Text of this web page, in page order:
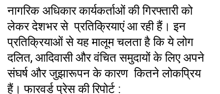
नागरिक अधिकार कार्यकर्ताओं की गिरफ्तारी को
लेकर देशभर से प्रतिक्रियाएं आ रही हैं। इन
प्रतिक्रियाओं से यह मालूम चलता है कि ये लोग
दलित, आदिवासी और वंचित समुदायों के लिए अपने
संघर्ष और जुझारूपन के कारण कितने लोकप्रिय
हैं। फारवर्ड प्रेस की रिपोर्ट :